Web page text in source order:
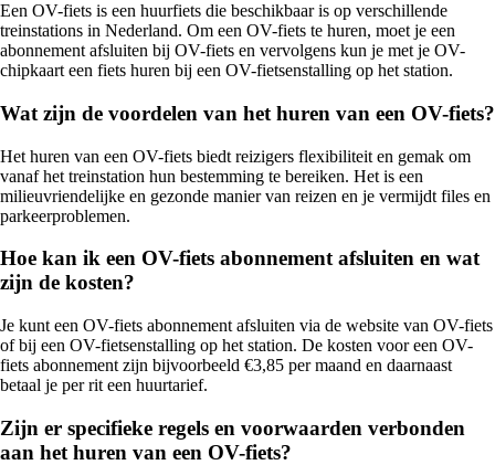
Een OV-fiets is een huurfiets die beschikbaar is op verschillende
treinstations in Nederland. Om een OV-fiets te huren, moet je een
abonnement afsluiten bij OV-fiets en vervolgens kun je met je OV-
chipkaart een fiets huren bij een OV-fietsenstalling op het station.
Wat zijn de voordelen van het huren van een OV-fiets?
Het huren van een OV-fiets biedt reizigers flexibiliteit en gemak om
vanaf het treinstation hun bestemming te bereiken. Het is een
milieuvriendelijke en gezonde manier van reizen en je vermijdt files en
parkeerproblemen.
Hoe kan ik een OV-fiets abonnement afsluiten en wat
zijn de kosten?
Je kunt een OV-fiets abonnement afsluiten via de website van OV-fiets
of bij een OV-fietsenstalling op het station. De kosten voor een OV-
fiets abonnement zijn bijvoorbeeld €3,85 per maand en daarnaast
betaal je per rit een huurtarief.
Zijn er specifieke regels en voorwaarden verbonden
aan het huren van een OV-fiets?